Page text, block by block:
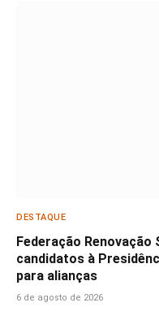
DESTAQUE
Federação Renovação
candidatos à
para alianças
6 de agosto de 2026